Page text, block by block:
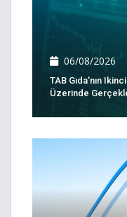
06/08/2026
TAB Gıda'nın
Üzerinde